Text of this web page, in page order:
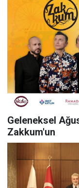
Geleneksel
Zakkum'un